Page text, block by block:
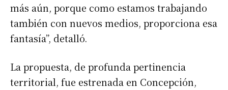
más aún, porque como estamos trabajando
también con nuevos medios, proporciona esa
fantasía”, detalló.
La propuesta, de profunda pertinencia
territorial, fue estrenada en Concepción,